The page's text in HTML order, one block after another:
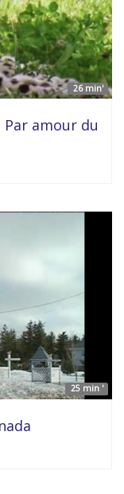
26 min'
Par amour du
25 min '